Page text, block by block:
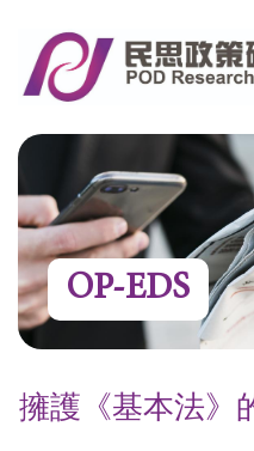
OP-EDS
擁護《基本法》